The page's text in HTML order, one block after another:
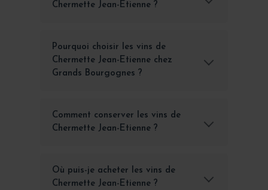
Chermette Jean-Etienne ?
Pourquoi choisir les vins de
Chermette Jean-Etienne chez
Grands Bourgognes ?
Comment conserver les vins de
Chermette Jean-Etienne ?
Où puis-je acheter les vins de
Chermette Jean-Etienne ?